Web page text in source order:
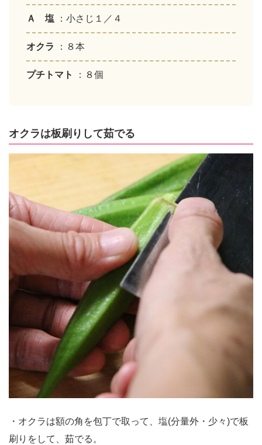
Ａ 塩 ：小さじ１／４
オクラ ：８本
プチトマト ：８個
オクラは板刷りして茹でる
・オクラは額の角を包丁で取って、塩(分量外・少々)で板
刷りをして、茹でる。